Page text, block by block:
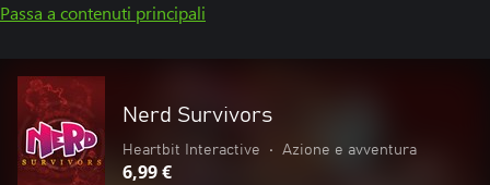
Passa a contenuti principali
Nerd Survivors
Heartbit Interactive • Azione e avventura
6,99 €